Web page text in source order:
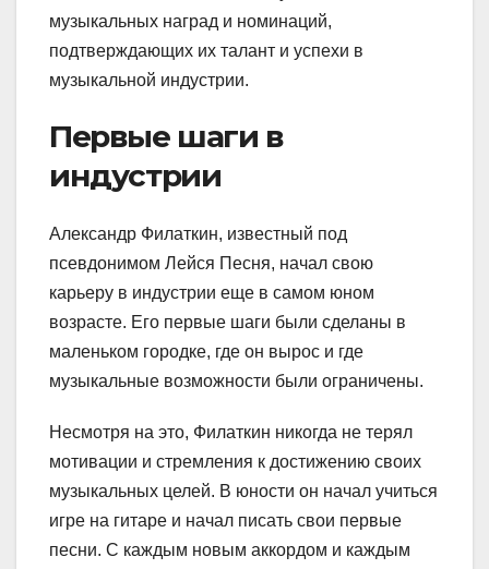
музыкальных наград и номинаций,
подтверждающих их талант и успехи в
музыкальной индустрии.
Первые шаги в
индустрии
Александр Филаткин, известный под
псевдонимом Лейся Песня, начал свою
карьеру в индустрии еще в самом юном
возрасте. Его первые шаги были сделаны в
маленьком городке, где он вырос и где
музыкальные возможности были ограничены.
Несмотря на это, Филаткин никогда не терял
мотивации и стремления к достижению своих
музыкальных целей. В юности он начал учиться
игре на гитаре и начал писать свои первые
песни. С каждым новым аккордом и каждым